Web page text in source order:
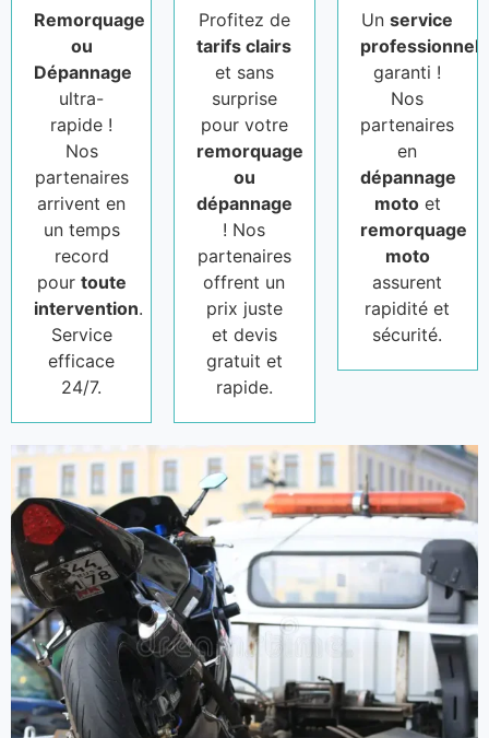
Remorquage
ou
Dépannage
ultra-
rapide !
Nos
partenaires
arrivent en
un temps
record
pour toute
intervention.
Service
efficace
24/7.
Profitez de
tarifs clairs
et sans
surprise
pour votre
remorquage
ou
dépannage
! Nos
partenaires
offrent un
prix juste
et devis
gratuit et
rapide.
Unservice
professionnel
garanti !
Nos
partenaires
en
dépannage
motoet
remorquage
moto
assurent
rapidité et
sécurité.